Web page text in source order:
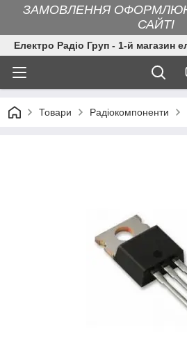
ЗАМОВЛЕННЯ
САЙТІ
Електро Радіо Груп - 1-й магазин
Товари Радіокомпоненти